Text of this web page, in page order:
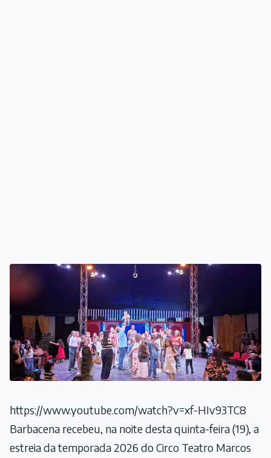
https://www.youtube.com/watch?v=xf-HIv93TC8
Barbacena recebeu, na noite desta quinta-feira (19), a
estreia da temporada 2026 do Circo Teatro Marcos